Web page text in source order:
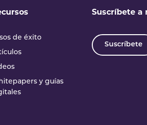
de éxito
y guías
Suscríbete a
Suscríbete